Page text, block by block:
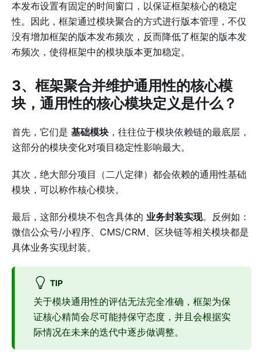
本发布设置有固定的时间窗口，以保证框架核心的稳定
性。因此，框架通过模块聚合的方式进行版本管理，不仅
没有增加框架的版本发布频次，反而降低了框架的版本发
布频次，使得框架中的模块版本更加稳定。
3、框架聚合并维护通用性的核心模
块，通用性的核心模块定义是什么？
首先，它们是 基础模块 ，往往位于模块依赖链的最底层，
这部分的模块变化对项目稳定性影响最大。
其次，绝大部分项目（二八定律）都会依赖的通用性基础
模块，可以称作核心模块。
最后，这部分模块不包含具体的 业务封装实现。反例如：
微信公众号/小程序、CMS/CRM、区块链等相关模块都是
具体业务实现封装。
TIP
关于模块通用性的评估无法完全准确，框架为保
证核心精简会尽可能持保守态度，并且会根据实
际情况在未来的迭代中逐步做调整。